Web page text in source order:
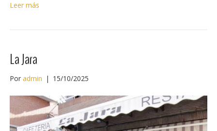
Leer más
La Jara
Por admin | 15/10/2025